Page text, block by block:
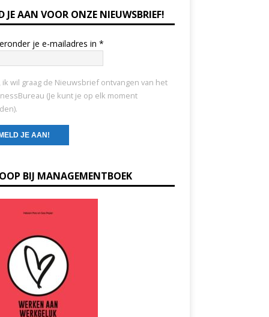
JE AAN VOOR ONZE NIEUWSBRIEF!
je e-mailadres in *
ik wil graag de Nieuwsbrief ontvangen van het
(Je kunt je op elk moment
BIJ MANAGEMENTBOEK